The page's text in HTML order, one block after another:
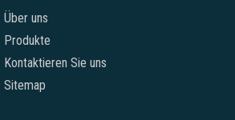
Über uns
Produkte
Kontaktieren Sie uns
Sitemap